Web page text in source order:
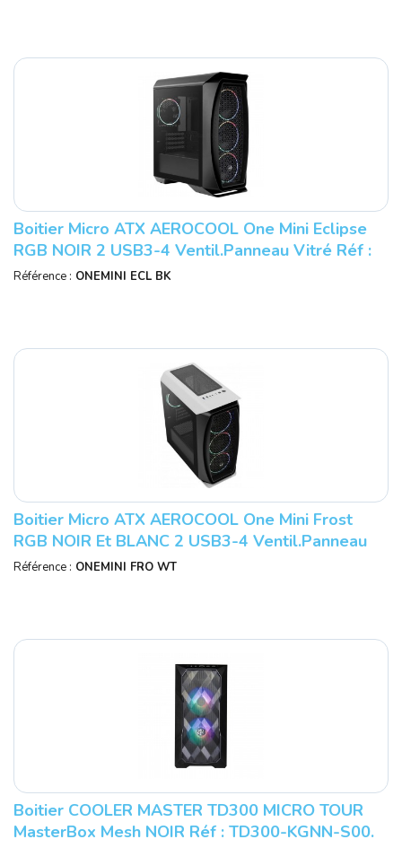
Boitier Micro ATX AEROCOOL One Mini Eclipse
RGB NOIR 2 USB3-4 Ventil.panneau Vitré Réf :
ACCS-PB18143.11.
Référence : ONEMINI ECL BK
Boitier Micro ATX AEROCOOL One Mini Frost
RGB NOIR Et BLANC 2 USB3-4 Ventil.panneau
Vitré Réf : AEROONEMINIFROSTWH.
Référence : ONEMINI FRO WT
Boitier COOLER MASTER TD300 MICRO TOUR
MasterBox Mesh NOIR Réf : TD300-KGNN-S00.